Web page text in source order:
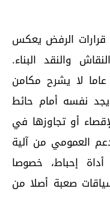
قرارات الرفض يعكس
والنقد البناء.
عاما لا يشرح مكامن
نفسه أمام حائط
أو تجاوزها في
العمومي من آلية
إحباط، خصوصا
صعبة أصلا من